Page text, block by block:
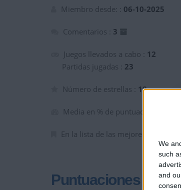
We
such
and
Miembro desde: : 06-10-2025
Comentarios : 3
Juegos llevados a cabo : 12
Partidas jugadas : 23
Número de estrellas : 18
Media en % de puntuación max. :
En la lista de las mejores partidas :
Puntuaciones